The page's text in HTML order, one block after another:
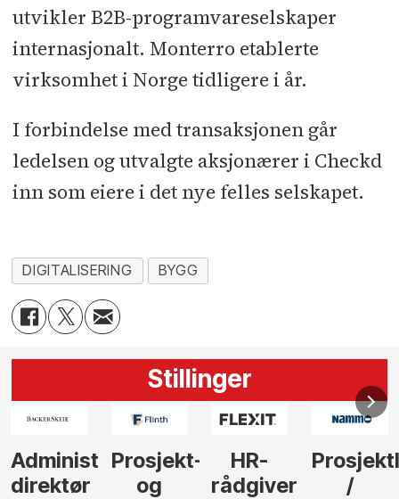
utvikler B2B-programvareselskaper
internasjonalt. Monterro etablerte
virksomhet i Norge tidligere i år.
I forbindelse med transaksjonen går
ledelsen og utvalgte aksjonærer i Checkd
inn som eiere i det nye felles selskapet.
DIGITALISERING BYGG
Stillinger
HR-
rådgiver
Prosjektleder
/
Vi
behøver
Anlegg
søker